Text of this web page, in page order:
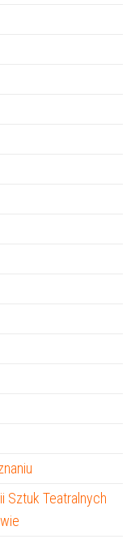
Sztuk Teatralnych